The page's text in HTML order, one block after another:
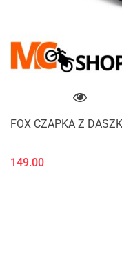
FOX CZAPKA Z
149.00